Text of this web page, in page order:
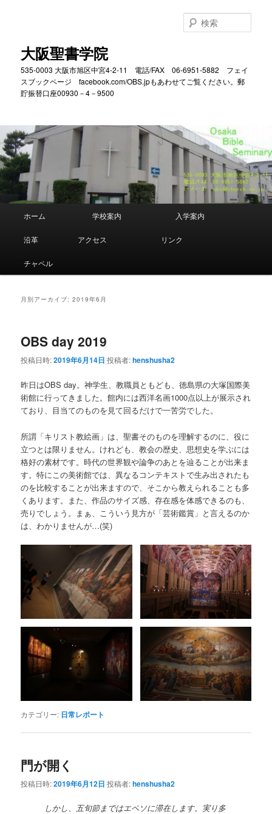
動
大阪聖書学院
535-0003 大阪市旭区中宮4-2-11 電話/FAX 06-6951-5882 フェイ
スブックページ facebook.com/OBS.jpもあわせてご覧ください。郵
貯振替口座00930－4－9500
索
ュ
ホーム 学校案内 入学案内
沿革 アクセス リンク
チャペル
月別アーカイブ:2019年6月
OBS day 2019
投稿日時:2019年6月14日 投稿者:henshusha2
昨日はOBS day。神学生、教職員ともども、徳島県の大塚国際美
術館に行ってきました。館内には西洋名画1000点以上が展示され
ており、目当てのものを見て回るだけで一苦労でした。
所謂「キリスト教絵画」は、聖書そのものを理解するのに、役に
立つとは限りません。けれども、教会の歴史、思想史を学ぶには
格好の素材です。時代の世界観や論争のあとを辿ることが出来ま
す。特にこの美術館では、異なるコンテキストで生み出されたも
のを比較することが出来ますので、そこから教えられることも多
くあります。また、作品のサイズ感、存在感を体感できるのも、
売りでしょう。まぁ、こういう見方が「芸術鑑賞」と言えるのか
は、わかりませんが…(笑)
カテゴリー: 日常レポート
門が開く
投稿日時:2019年6月12日 投稿者:henshusha2
しかし、五旬節まではエペソに滞在します。実り多